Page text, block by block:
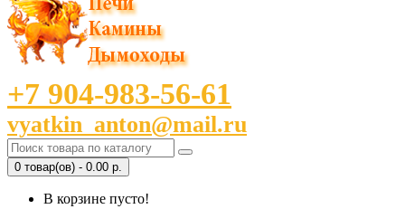
+7 904-983-56-61
vyatkin_anton@mail.ru
0 товар(ов) - 0.00 р.
В корзине пусто!